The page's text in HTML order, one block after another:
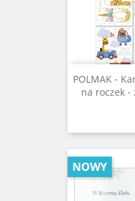
POLMAK -
na roczek -
NOWY